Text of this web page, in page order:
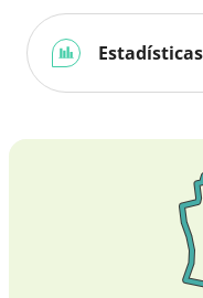
Estadísticas